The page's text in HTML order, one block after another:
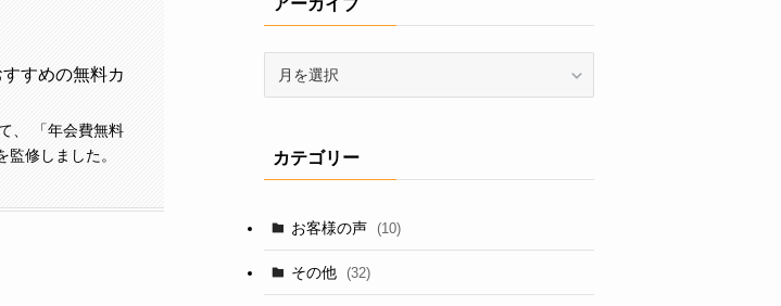
すめの無料カ
、 「年会費無料
修しました。
アーカイブ
ブカテゴリー
お客様の声 (10)
その他 (32)